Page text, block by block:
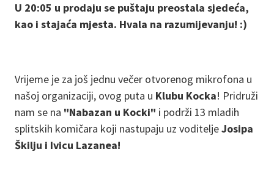
U 20:05 u prodaju se puštaju preostala sjedeća,
kao i stajaća mjesta. Hvala na razumijevanju! :)
Vrijeme je za još jednu večer otvorenog mikrofona u
našoj organizaciji, ovog puta u Klubu Kocka! Pridruži
nam se na "Nabazan u Kocki" i podrži 13 mladih
splitskih komičara koji nastupaju uz voditeljeJosipa
Škilju i Ivicu Lazanea!